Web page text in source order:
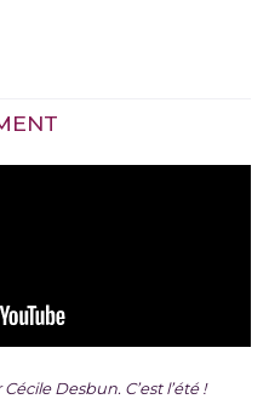
Desbun. C’est l’été !